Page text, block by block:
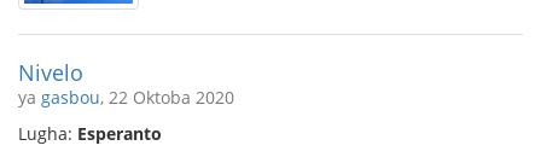
Nivelo
ya gasbou, 22 Oktoba 2020
Lugha: Esperanto